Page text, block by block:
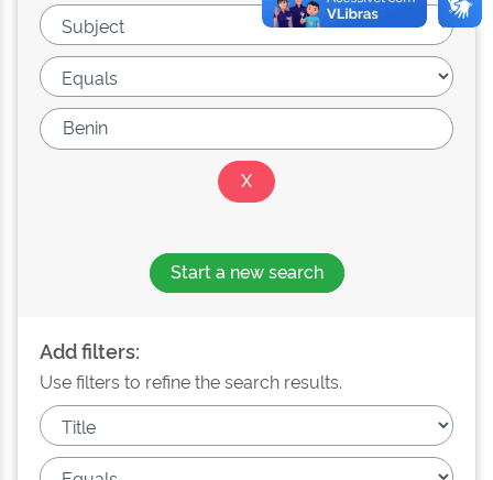
Start a new search
Add filters:
Use filters to refine the search results.